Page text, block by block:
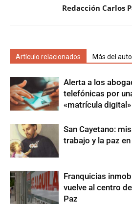
Redacción Carlos
Artículo relacionados Más del
Alerta a los
telefónicas por
«matrícula digital»
San Cayetano:
trabajo y la paz
Franquicias
vuelve al centro
Paz